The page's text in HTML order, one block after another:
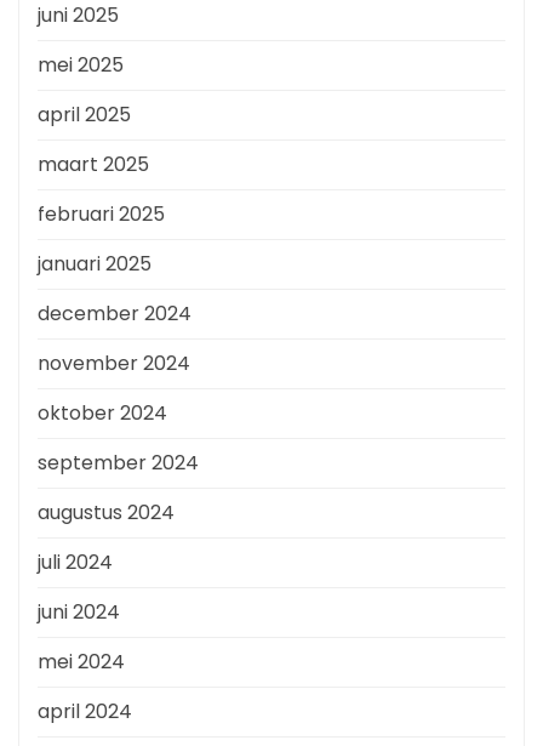
juni 2025
mei 2025
april 2025
maart 2025
februari 2025
januari 2025
december 2024
november 2024
oktober 2024
september 2024
augustus 2024
juli 2024
juni 2024
mei 2024
april 2024